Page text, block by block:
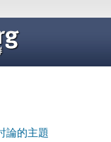
論的主題